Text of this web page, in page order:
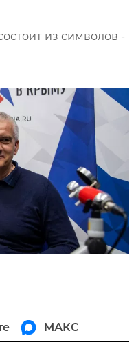
из символов -
МАКС